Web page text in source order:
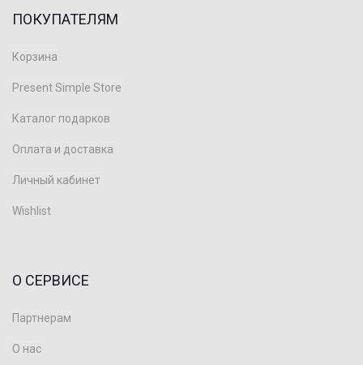
ПОКУПАТЕЛЯМ
Корзина
Present Simple Store
Каталог подарков
Оплата и доставка
Личный кабинет
Wishlist
О СЕРВИСЕ
Партнерам
О нас